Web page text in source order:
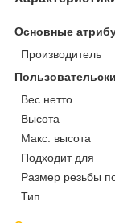
Основные
Производитель
Вес нетто
Высота
Макс. высота
Подходит для
Размер резьбы
Тип